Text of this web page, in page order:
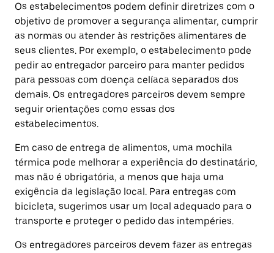
Os estabelecimentos podem definir diretrizes com o
objetivo de promover a segurança alimentar, cumprir
as normas ou atender às restrições alimentares de
seus clientes. Por exemplo, o estabelecimento pode
pedir ao entregador parceiro para manter pedidos
para pessoas com doença celíaca separados dos
demais. Os entregadores parceiros devem sempre
seguir orientações como essas dos
estabelecimentos.
Em caso de entrega de alimentos, uma mochila
térmica pode melhorar a experiência do destinatário,
mas não é obrigatória, a menos que haja uma
exigência da legislação local. Para entregas com
bicicleta, sugerimos usar um local adequado para o
transporte e proteger o pedido das intempéries.
Os entregadores parceiros devem fazer as entregas